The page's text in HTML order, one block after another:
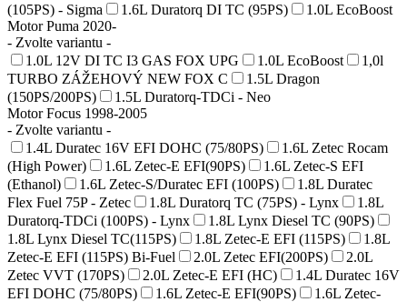
(105PS) - Sigma
1.6L Duratorq DI TC (95PS)
1.0L EcoBoost
Motor Puma 2020-
- Zvolte variantu -
1.0L 12V DI TC I3 GAS FOX UPG
1.0L EcoBoost
1,0l
TURBO ZÁŽEHOVÝ NEW FOX C
1.5L Dragon
(150PS/200PS)
1.5L Duratorq-TDCi - Neo
Motor Focus 1998-2005
- Zvolte variantu -
1.4L Duratec 16V EFI DOHC (75/80PS)
1.6L Zetec Rocam
(High Power)
1.6L Zetec-E EFI(90PS)
1.6L Zetec-S EFI
(Ethanol)
1.6L Zetec-S/Duratec EFI (100PS)
1.8L Duratec
Flex Fuel 75P - Zetec
1.8L Duratorq TC (75PS) - Lynx
1.8L
Duratorq-TDCi (100PS) - Lynx
1.8L Lynx Diesel TC (90PS)
1.8L Lynx Diesel TC(115PS)
1.8L Zetec-E EFI (115PS)
1.8L
Zetec-E EFI (115PS) Bi-Fuel
2.0L Zetec EFI(200PS)
2.0L
Zetec VVT (170PS)
2.0L Zetec-E EFI (HC)
1.4L Duratec 16V
EFI DOHC (75/80PS)
1.6L Zetec-E EFI(90PS)
1.6L Zetec-